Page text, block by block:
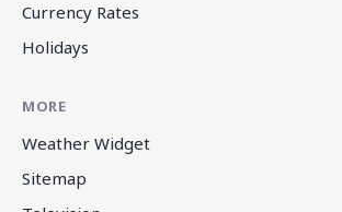
Currency Rates
Holidays
MORE
Weather Widget
Sitemap